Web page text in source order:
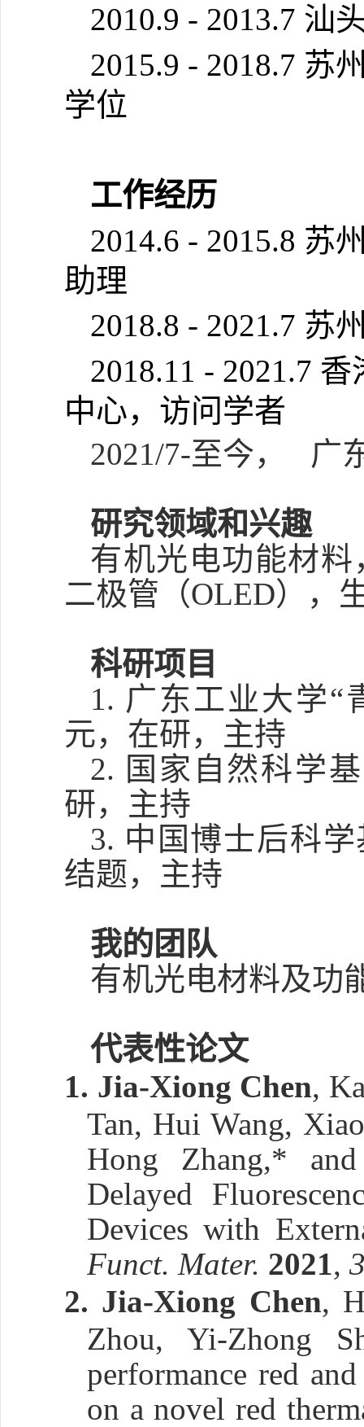
2010.9 - 2013.7 汕
2015.9 - 2018.7 苏
学位
工作经历
2014.6 - 2015.8 苏
助理
2018.8 - 2021.7 苏
2018.11 - 2021.7 香
中心，访问学者
2021/7-至今， 广
研究领域和兴趣
有机光电功能材
二极管（OLED），
科研项目
1. 广东工业大学“
元，在研，主持
2. 国家自然科学
研，主持
3. 中国博士后科
结题，主持
我的团队
有机光电材料及功
代表性论文
1. Jia-Xiong Chen,
Tan, Hui Wang,
Hong Zhang,*
Delayed
Devices with
Funct. Mater. 2021 ,
2. Jia-Xiong Chen,
Zhou, Yi-Zhong
performance red
on a novel red